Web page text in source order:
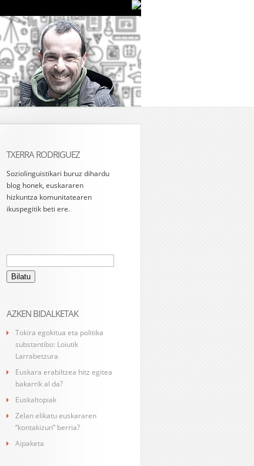
TXERRA RODRIGUEZ
Soziolinguistikari buruz dihardu
blog honek, euskararen
hizkuntza komunitatearen
ikuspegitik beti ere.
Bilatu:
AZKEN BIDALKETAK
Tokira egokitua eta politika
substantibo: Loiutik
Larrabetzura
Euskara erabiltzea hitz egitea
bakarrik al da?
Euskaltopiak
Zelan elikatu euskararen
“kontakizun” berria?
Aipaketa